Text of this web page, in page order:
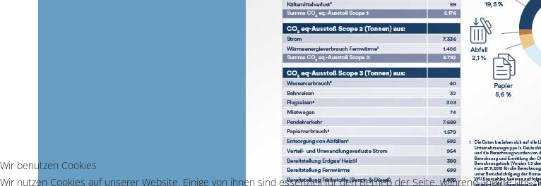
Wir benutzen Cookies
Wir nutzen Cookies auf unserer Website. Einige von ihnen sind essenziell für den Betrieb der Seite, während andere